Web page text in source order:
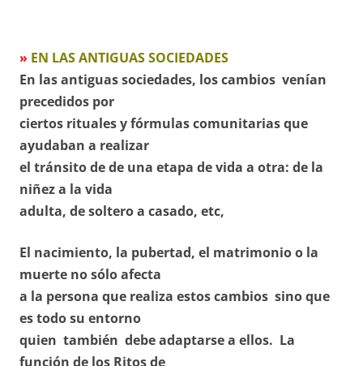
» EN LAS ANTIGUAS SOCIEDADES
En las antiguas sociedades, los cambios venían
precedidos por
ciertos rituales y fórmulas comunitarias que
ayudaban a realizar
el tránsito de de una etapa de vida a otra: de la
niñez a la vida
adulta, de soltero a casado, etc,
El nacimiento, la pubertad, el matrimonio o la
muerte no sólo afecta
a la persona que realiza estos cambios sino que
es todo su entorno
quien también debe adaptarse a ellos. La
función de los Ritos de